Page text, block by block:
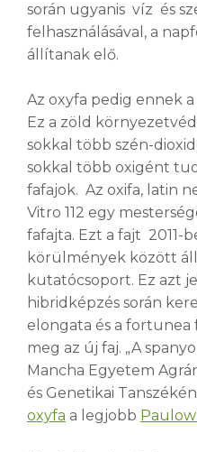
során ugyanis víz és
felhasználásával, a
állítanak elő.
Az oxyfa pedig ennek
Ez a zöld
sokkal több szén-
sokkal több oxigént
fafajok. Az oxifa, latin
Vitro 112 egy
fafajta. Ezt a fajt 2011-
körülmények között
kutatócsoport. Ez azt
hibridképzés során
elongata és a
meg az új faj. „A
Mancha Egyetem
és Genetikai
oxyfa a legjobb